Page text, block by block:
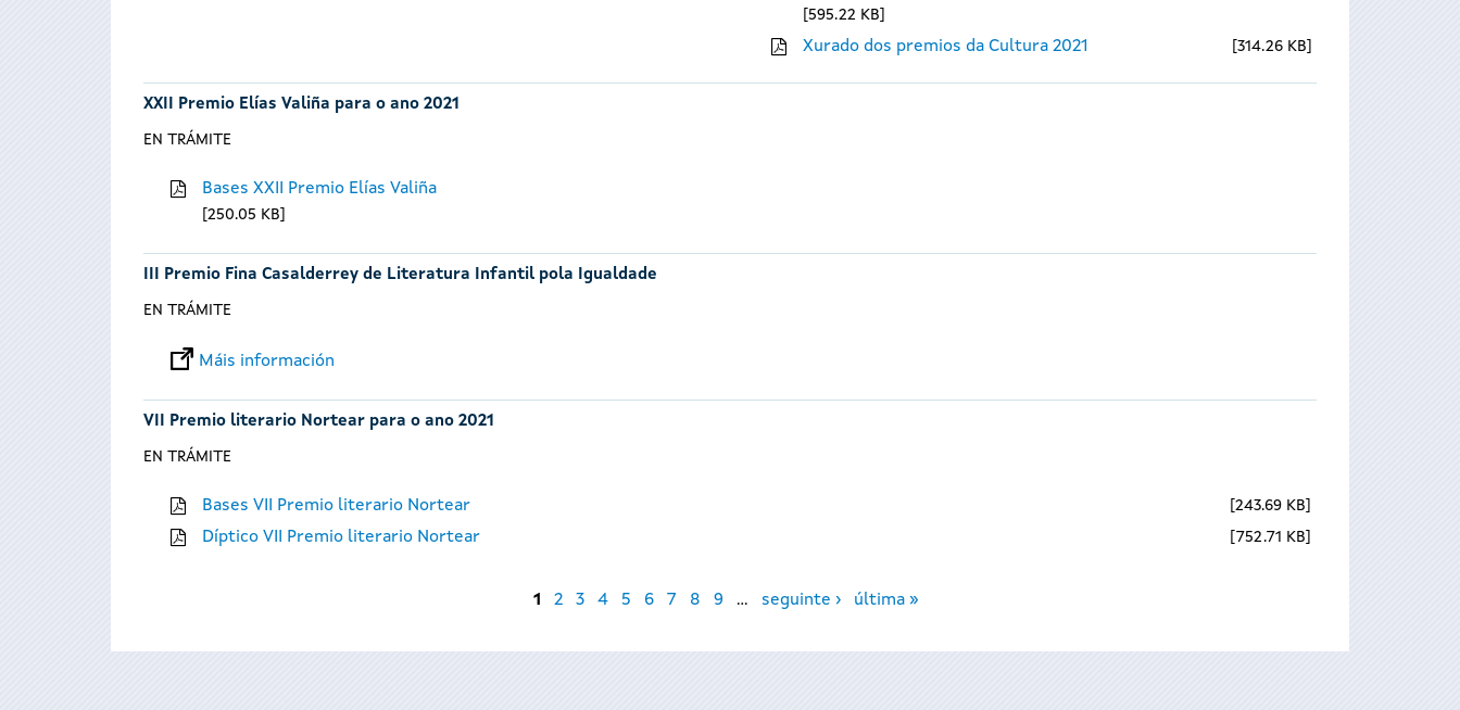
595.22 KB
Xurado dos premios da Cultura 2021 314.26 KB
XXII Premio Elías Valiña para o ano 2021
EN TRÁMITE
Bases XXII Premio Elías Valiña
250.05 KB
III Premio Fina Casalderrey de Literatura Infantil pola Igualdade
EN TRÁMITE
Máis información
VII Premio literario Nortear para o ano 2021
EN TRÁMITE
Bases VII Premio literario Nortear 243.69 KB
Díptico VII Premio literario Nortear 752.71 KB
1 2 3 4 5 6 7 8 9 … seguinte › última »